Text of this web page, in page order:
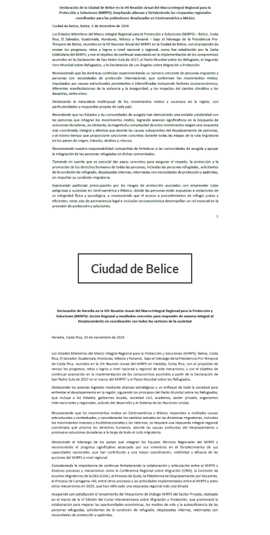
Ciudad de Belice